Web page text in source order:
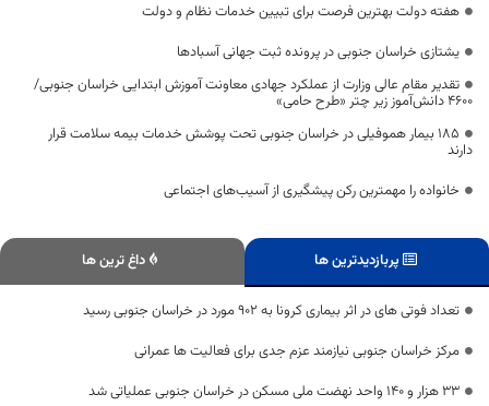
هفته دولت بهترین فرصت برای تبیین خدمات نظام و دولت
یشتازی خراسان جنوبی در پرونده ثبت جهانی آسبادها
تقدیر مقام عالی وزارت از عملکرد جهادی معاونت آموزش ابتدایی خراسان جنوبی/
۴۶۰۰ دانش‌آموز زیر چتر «طرح حامی»
۱۸۵ بیمار هموفیلی در خراسان جنوبی تحت پوشش خدمات بیمه سلامت قرار
دارند
خانواده را مهمترین رکن پیشگیری از آسیب‌های اجتماعی
پربازدیدترین ها داغ ترین ها
تعداد فوتی های در اثر بیماری کرونا به 902 مورد در خراسان جنوبی رسید
مرکز خراسان جنوبی نیازمند عزم جدی برای فعالیت ها عمرانی
۳۳ هزار و ۱۴۰ واحد نهضت ملی مسکن در خراسان جنوبی عملیاتی شد